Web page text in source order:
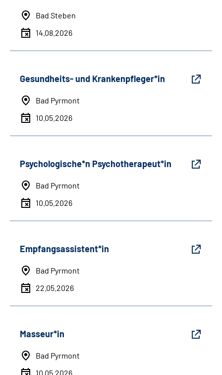
Bad Steben
14.08.2026
Gesundheits- und Krankenpfleger*in
Bad Pyrmont
10.05.2026
Psychologische*n Psychotherapeut*in
Bad Pyrmont
10.05.2026
Empfangsassistent*in
Bad Pyrmont
22.05.2026
Masseur*in
Bad Pyrmont
10.05.2026